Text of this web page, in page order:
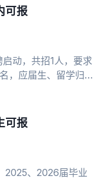
可报
动，共招1人，要求
，应届生、留学归国
可报
2025、2026届毕业